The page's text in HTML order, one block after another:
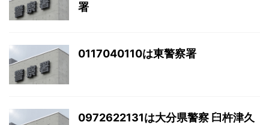
署
0117040110は東警察署
0972622131は大分県警察 臼杵津久